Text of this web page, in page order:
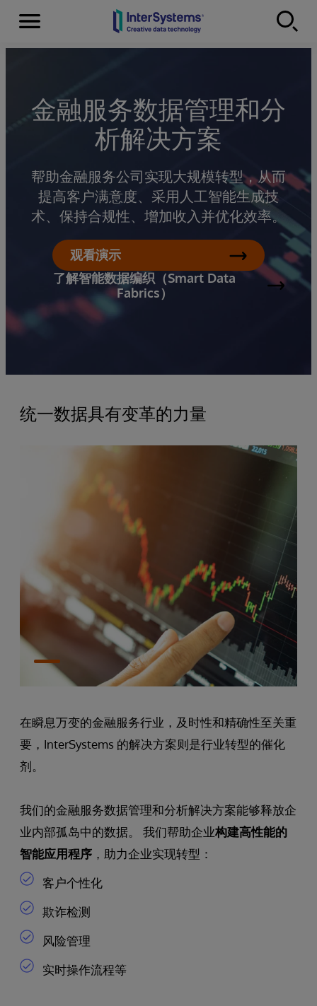
Skip to content
Menu
金融服务数据管理和分
析解决方案
帮助金融服务公司实现大规模转型，从而
提高客户满意度、采用人工智能生成技
术、保持合规性、增加收入并优化效率。
观看演示
了解智能数据编织（Smart Data
Fabrics）
统一数据具有变革的力量
在瞬息万变的金融服务行业，及时性和精确性至关重
要，InterSystems 的解决方案则是行业转型的催化
剂。
我们的金融服务数据管理和分析解决方案能够释放企
业内部孤岛中的数据。 我们帮助企业构建高性能的
智能应用程序 ，助力企业实现转型：
客户个性化
欺诈检测
风险管理
实时操作流程等